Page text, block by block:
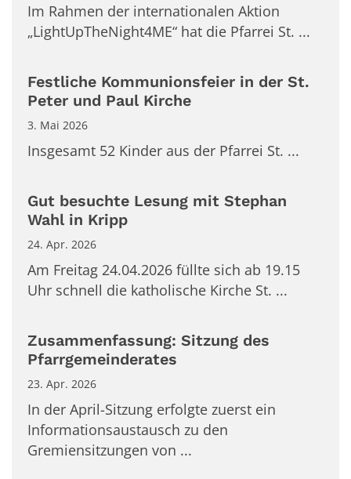
Im Rahmen der internationalen Aktion
„LightUpTheNight4ME“ hat die Pfarrei St. ...
Festliche Kommunionsfeier in der St.
Peter und Paul Kirche
3. Mai 2026
Insgesamt 52 Kinder aus der Pfarrei St. ...
Gut besuchte Lesung mit Stephan
Wahl in Kripp
24. Apr. 2026
Am Freitag 24.04.2026 füllte sich ab 19.15
Uhr schnell die katholische Kirche St. ...
Zusammenfassung: Sitzung des
Pfarrgemeinderates
23. Apr. 2026
In der April-Sitzung erfolgte zuerst ein
Informationsaustausch zu den
Gremiensitzungen von ...